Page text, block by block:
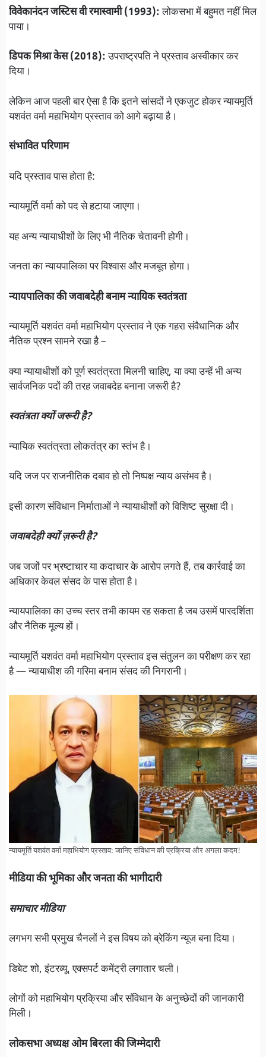
विवेकानंदन जस्टिस वी रमास्वामी (1993):लोकसभा में बहुमत नहीं मिल
पाया।
डिपक मिश्रा केस (2018):उपराष्ट्रपति ने प्रस्ताव अस्वीकार कर
दिया।
लेकिन आज पहली बार ऐसा है कि इतने सांसदों ने एकजुट होकर न्यायमूर्ति
यशवंत वर्मा महाभियोग प्रस्ताव को आगे बढ़ाया है।
संभावित परिणाम
यदि प्रस्ताव पास होता है:
न्यायमूर्ति वर्मा को पद से हटाया जाएगा।
यह अन्य न्यायाधीशों के लिए भी नैतिक चेतावनी होगी।
जनता का न्यायपालिका पर विश्वास और मजबूत होगा।
न्यायपालिका की जवाबदेही बनाम न्यायिक स्वतंत्रता
न्यायमूर्ति यशवंत वर्मा महाभियोग प्रस्ताव ने एक गहरा संवैधानिक और
नैतिक प्रश्न सामने रखा है –
क्या न्यायाधीशों को पूर्ण स्वतंत्रता मिलनी चाहिए, या क्या उन्हें भी अन्य
सार्वजनिक पदों की तरह जवाबदेह बनाना जरूरी है?
स्वतंत्रता क्यों जरूरी है?
न्यायिक स्वतंत्रता लोकतंत्र का स्तंभ है।
यदि जज पर राजनीतिक दबाव हो तो निष्पक्ष न्याय असंभव है।
इसी कारण संविधान निर्माताओं ने न्यायाधीशों को विशिष्ट सुरक्षा दी।
जवाबदेही क्यों ज़रूरी है?
जब जजों पर भ्रष्टाचार या कदाचार के आरोप लगते हैं, तब कार्रवाई का
अधिकार केवल संसद के पास होता है।
न्यायपालिका का उच्च स्तर तभी कायम रह सकता है जब उसमें पारदर्शिता
और नैतिक मूल्य हों।
न्यायमूर्ति यशवंत वर्मा महाभियोग प्रस्ताव इस संतुलन का परीक्षण कर रहा
है — न्यायाधीश की गरिमा बनाम संसद की निगरानी।
न्यायमूर्ति यशवंत वर्मा महाभियोग प्रस्ताव: जानिए संविधान की प्रक्रिया और अगला कदम!
मीडिया की भूमिका और जनता की भागीदारी
समाचार मीडिया
लगभग सभी प्रमुख चैनलों ने इस विषय को ब्रेकिंग न्यूज बना दिया।
डिबेट शो, इंटरव्यू, एक्सपर्ट कमेंट्री लगातार चली।
लोगों को महाभियोग प्रक्रिया और संविधान के अनुच्छेदों की जानकारी
मिली।
लोकसभा अध्यक्ष ओम बिरला की जिम्मेदारी